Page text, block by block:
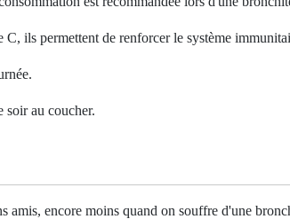
ils permettent de renforcer le système
soir au coucher.
amis, encore moins quand on souffre d'une